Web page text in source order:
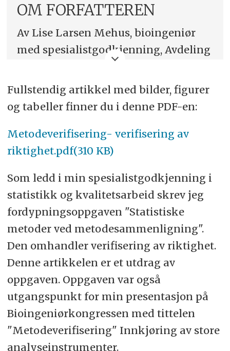
OM FORFATTEREN
Av Lise Larsen Mehus, bioingeniør
med spesialistgodkjenning, Avdeling
Diakonhjemmet sykehus
Temaet i artikkelen ble også
presentert som forelesning på
kongressen.
Fullstendig artikkel med bilder, figurer
og tabeller finner du i denne PDF-en:
Metodeverifisering- verifisering av
riktighet.pdf(310 KB)
Som ledd i min spesialistgodkjenning i
statistikk og kvalitetsarbeid skrev jeg
fordypningsoppgaven "Statistiske
metoder ved metodesammenligning".
Den omhandler verifisering av riktighet.
Denne artikkelen er et utdrag av
oppgaven. Oppgaven var også
utgangspunkt for min presentasjon på
Bioingeniørkongressen med tittelen
"Metodeverifisering" Innkjøring av store
analyseinstrumenter.